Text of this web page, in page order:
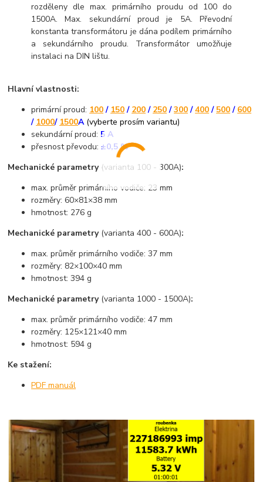
rozděleny dle max. primárního proudu od 100 do
1500A. Max. sekundární proud je 5A. Převodní
konstanta transformátoru je dána podílem primárního
a sekundárního proudu. Transformátor umožňuje
instalaci na DIN lištu.
Hlavní vlastnosti:
primární proud: 100 / 150 / 200 / 250 /300 /400 / 500 / 600
/ 1000/ 1500A (vyberte prosím variantu)
sekundární proud: 5 A
přesnost převodu: ±0,5 %
Mechanické parametry (varianta 100 - 300A):
max. průměr primárního vodiče: 23 mm
rozměry: 60×81×38 mm
hmotnost: 276 g
Mechanické parametry (varianta 400 - 600A):
max. průměr primárního vodiče: 37 mm
rozměry: 82×100×40 mm
hmotnost: 394 g
Mechanické parametry (varianta 1000 - 1500A):
max. průměr primárního vodiče: 47 mm
rozměry: 125×121×40 mm
hmotnost: 594 g
Ke stažení:
PDF manuál